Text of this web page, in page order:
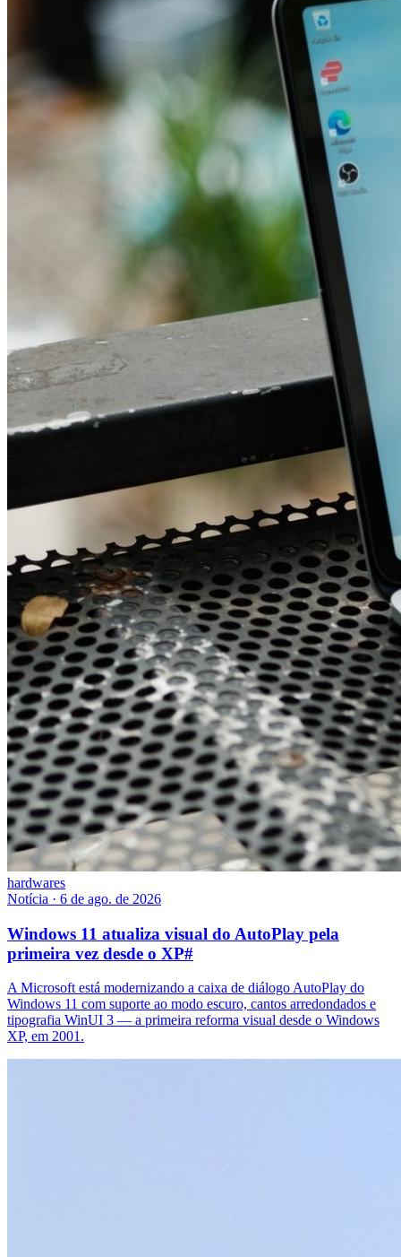
hardwares
Notícia · 6 de ago. de 2026
Windows 11 atualiza visual do AutoPlay pela
primeira vez desde o XP#
A Microsoft está modernizando a caixa de diálogo AutoPlay do
Windows 11 com suporte ao modo escuro, cantos arredondados e
tipografia WinUI 3 — a primeira reforma visual desde o Windows
XP, em 2001.